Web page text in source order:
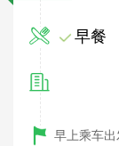
早餐
早上乘车出